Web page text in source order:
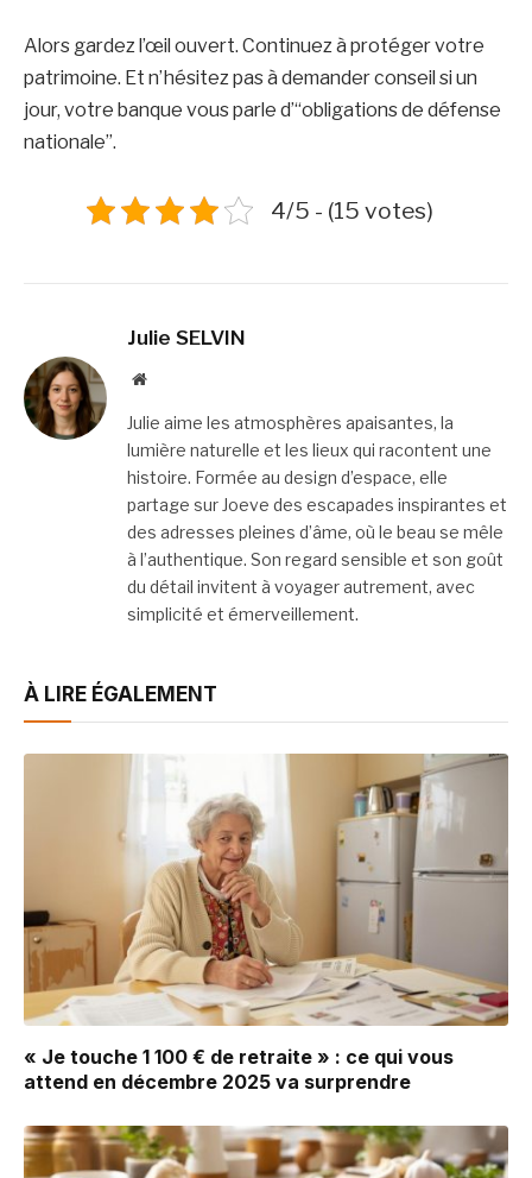
Alors gardez l’œil ouvert. Continuez à protéger votre
patrimoine. Et n’hésitez pas à demander conseil si un
jour, votre banque vous parle d’“obligations de défense
nationale”.
4/5 - (15 votes)
Julie SELVIN
Website
Julie aime les atmosphères apaisantes, la
lumière naturelle et les lieux qui racontent une
histoire. Formée au design d’espace, elle
partage sur Joeve des escapades inspirantes et
des adresses pleines d’âme, où le beau se mêle
à l’authentique. Son regard sensible et son goût
du détail invitent à voyager autrement, avec
simplicité et émerveillement.
À LIRE ÉGALEMENT
« Je touche 1 100 € de retraite » : ce qui vous
attend en décembre 2025 va surprendre